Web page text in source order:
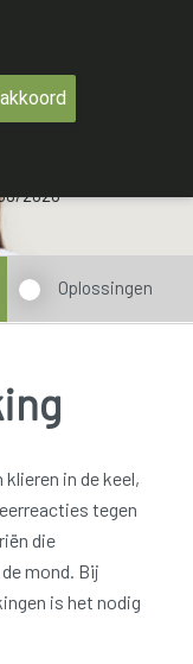
2026
Oplossingen
klieren in de keel,
tegen
die
mond. Bij
is het nodig